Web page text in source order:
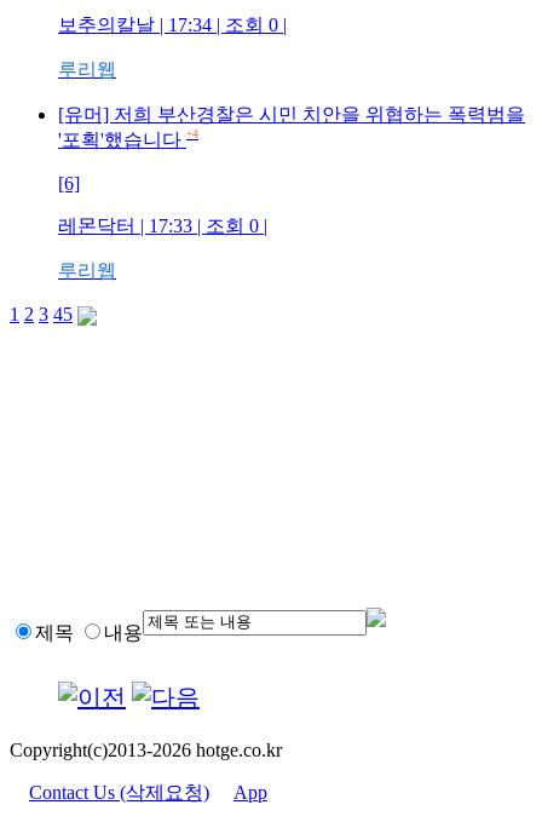
보추의칼날 | 17:34 | 조회 0 |
루리웹
[유머] 저희 부산경찰은 시민 치안을 위협하는 폭력범을
'포획'했습니다 +4
[6]
레몬닥터 | 17:33 | 조회 0 |
루리웹
1 2 3 45
제목 내용
Copyright(c)2013-2026 hotge.co.kr
Contact Us (삭제요청) App